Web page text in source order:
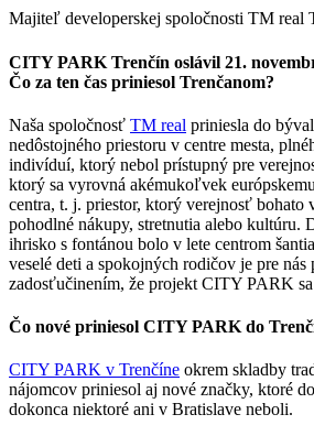
Majiteľ developerskej spoločnosti TM real
CITY PARK Trenčín oslávil 21.
Čo za ten čas priniesol Trenčanom?
Naša spoločnosť TM real priniesla do
nedôstojného priestoru v centre mesta,
indivíduí, ktorý nebol prístupný pre
ktorý sa vyrovná akémukoľvek
centra, t. j. priestor, ktorý verejnosť bohato
pohodlné nákupy, stretnutia alebo kultúru.
ihrisko s fontánou bolo v lete centrom
veselé deti a spokojných rodičov je pre nás
zadosťučinením, že projekt CITY PARK
Čo nové priniesol CITY PARK do
CITY PARK v Trenčíne okrem skladby
nájomcov priniesol aj nové značky, ktoré
dokonca niektoré ani v Bratislave neboli.